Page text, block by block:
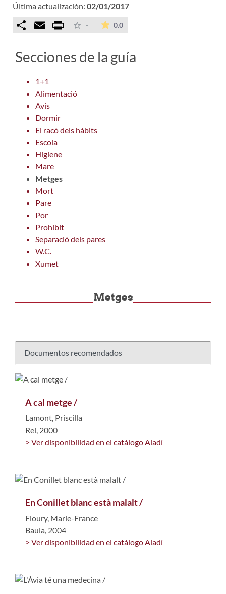
Última actualización: 02/01/2017
Comparteix
Email Print - 0.0La valoración media es de 0
Secciones de la guía
1+1
Alimentació
Avis
Dormir
El racó dels hàbits
Escola
Higiene
Mare
Metges
Mort
Pare
Por
Prohibit
Separació dels pares
W.C.
Xumet
Metges
Documentos recomendados
A cal metge /
Lamont, Priscilla
Rei, 2000
> Ver disponibilidad en el catálogo Aladí
En Conillet blanc està malalt /
Floury, Marie-France
Baula, 2004
> Ver disponibilidad en el catálogo Aladí